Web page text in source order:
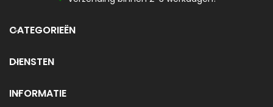
CATEGORIEËN
DIENSTEN
INFORMATIE